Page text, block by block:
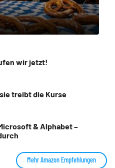
wir jetzt!
treibt die Kurse
& Alphabet –
Mehr Amazon Empfehlungen